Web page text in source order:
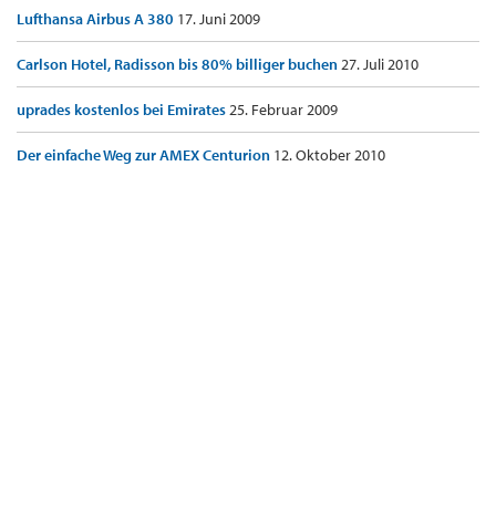
Lufthansa Airbus A 380 17. Juni 2009
Carlson Hotel, Radisson bis 80% billiger buchen27. Juli 2010
uprades kostenlos bei Emirates25. Februar 2009
Der einfache Weg zur AMEX Centurion 12. Oktober 2010